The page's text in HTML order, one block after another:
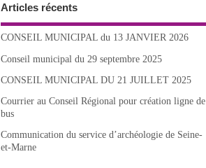
Articles récents
CONSEIL MUNICIPAL du 13 JANVIER 2026
Conseil municipal du 29 septembre 2025
CONSEIL MUNICIPAL DU 21 JUILLET 2025
Courrier au Conseil Régional pour création ligne de
bus
Communication du service d’archéologie de Seine-
et-Marne